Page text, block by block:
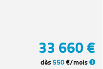
33 660 €
dès550€/mois